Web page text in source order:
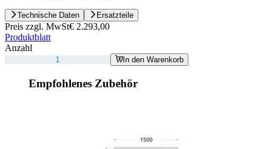
Technische Daten Ersatzteile
Preis zzgl. MwSt€ 2.293,00
Produktblatt
Anzahl
In den Warenkorb
Empfohlenes Zubehör